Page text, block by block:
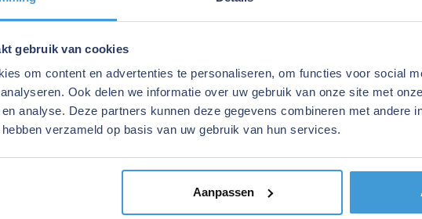
gebruik van cookies
om content en advertenties te personaliseren, om functies voor social
Ook delen we informatie over uw gebruik van onze site met
analyse. Deze partners kunnen deze gegevens combineren met andere
verzameld op basis van uw gebruik van hun services.
Aanpassen
voor Jens om een flexibele rekening courant te hebben.
ging naar een alternatief. Met behulp van Eijgen
we voor ieder bedrijf een passende financiering. In
is een organisatie die bestaat uit ondernemers. Zij
in het geval van Tickles was dit een goede match,
het makkelijker meebeweegt en mee kan groeien